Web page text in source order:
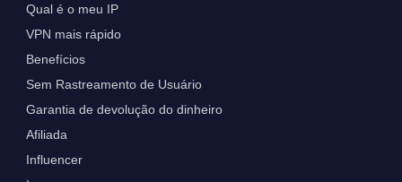
Qual é o meu IP
VPN mais rápido
Benefícios
Sem Rastreamento de Usuário
Garantia de devolução do dinheiro
Afiliada
Influencer